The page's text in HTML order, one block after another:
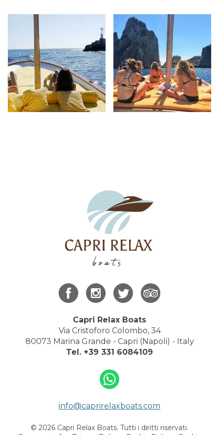
Capri Relax Boats
Via Cristoforo Colombo, 34
80073 Marina Grande - Capri (Napoli) - Italy
Tel. +39 331 6084109
info@caprirelaxboats.com
© 2026 Capri Relax Boats. Tutti i diritti riservati.